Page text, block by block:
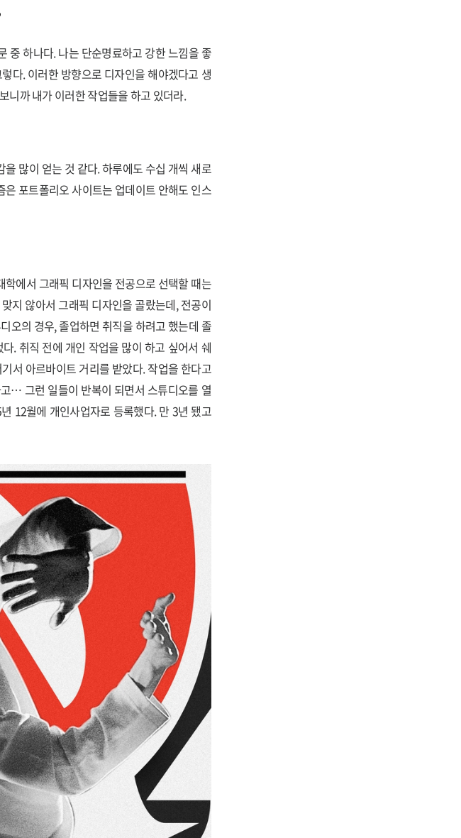
중 하나다. 나는 단순명료하고 강한 느낌을 좋
다. 이러한 방향으로 디자인을 해야겠다고 생
니까 내가 이러한 작업들을 하고 있더라.
많이 얻는 것 같다. 하루에도 수십 개씩 새로
포트폴리오 사이트는 업데이트 안해도 인스
에서 그래픽 디자인을 전공으로 선택할 때는
지 않아서 그래픽 디자인을 골랐는데, 전공이
오의 경우, 졸업하면 취직을 하려고 했는데 졸
. 취직 전에 개인 작업을 많이 하고 싶어서 쉐
서 아르바이트 거리를 받았다. 작업을 한다고
… 그런 일들이 반복이 되면서 스튜디오를 열
12월에 개인사업자로 등록했다. 만 3년 됐고